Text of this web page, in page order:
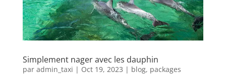
Simplement nager avec les dauphin
par admin_taxi | Oct 19, 2023 | blog, packages